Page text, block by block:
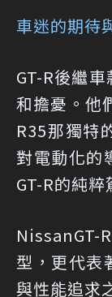
車迷的期待
GT-R後繼
和擔憂。他
R35那獨特
對電動化的
GT-R的純粹
NissanGT-
型，更代表
與性能追求